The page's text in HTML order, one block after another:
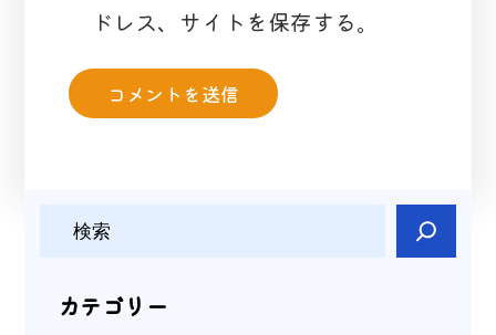
ドレス、サイトを保存する。
カテゴリー